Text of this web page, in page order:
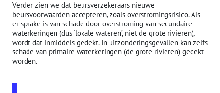
Verder zien we dat beursverzekeraars nieuwe
beursvoorwaarden accepteren, zoals overstromingsrisico. Als
er sprake is van schade door overstroming van secundaire
waterkeringen (dus ‘lokale wateren’, niet de grote rivieren),
wordt dat inmiddels gedekt. In uitzonderingsgevallen kan zelfs
schade van primaire waterkeringen (de grote rivieren) gedekt
worden.